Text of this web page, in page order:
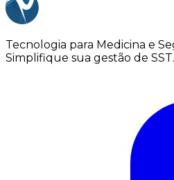
Tecnologia para Medicina e
Simplifique sua gestão de SST.